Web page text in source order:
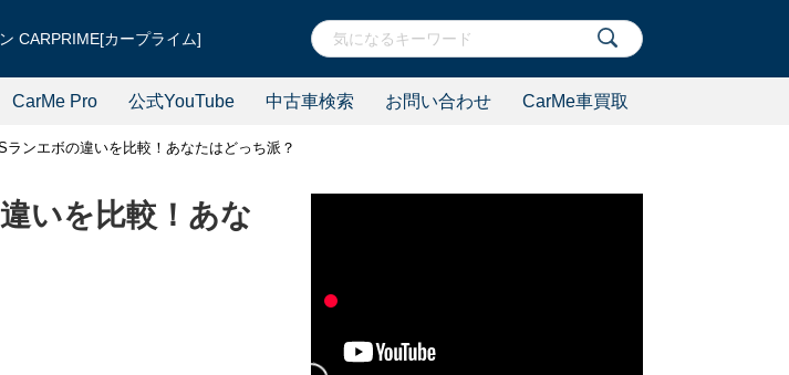
CARPRIME[カープライム]
CarMe Pro 公式YouTube 中古車検索 お問い合わせ CarMe車買取
ンエボの違いを比較！あなたはどっち派？
いを比較！あな